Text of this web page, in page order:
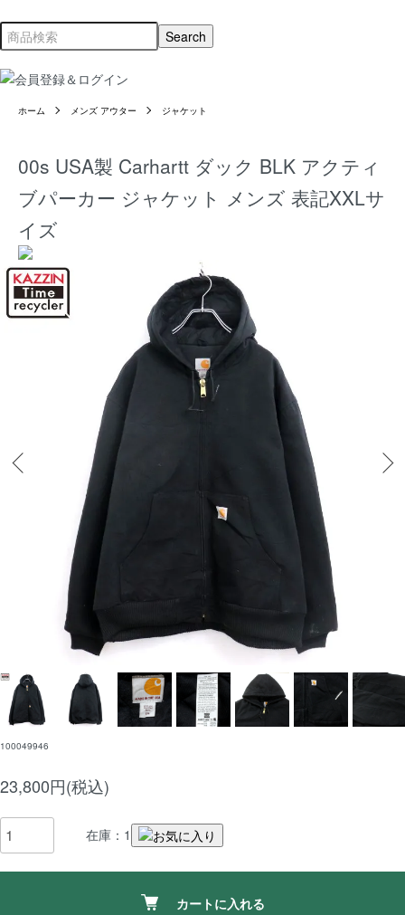
ホーム メンズ アウター ジャケット
00s USA製 Carhartt ダック BLK アクティ
ブパーカー ジャケット メンズ 表記XXLサ
イズ
100049946
23,800円(税込)
在庫：1
カートに入れる